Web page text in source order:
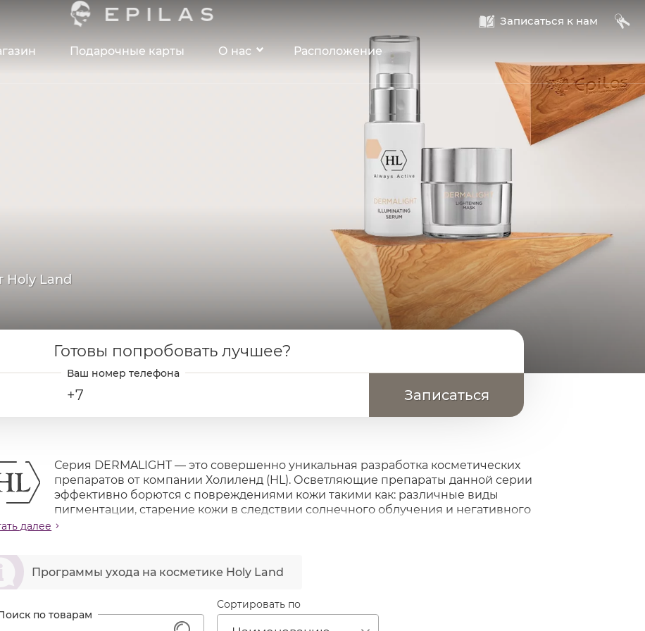
Подарочные карты О нас Расположение
A Записаться к нам B
Holy Land
Готовы попробовать лучшее?
+7
Серия DERMALIGHT — это совершенно уникальная разработка косметических
препаратов от компании Холиленд (HL). Осветляющие препараты данной серии
эффективно борются с повреждениями кожи такими как: различные виды
пигментации, старение кожи в следствии солнечного облучения и негативного
окружающей среды.
которые действуют на разные звенья формирования гиперпигментации. Сочетание
с разным механизмом действия повышает эффективность препаратов и приводит к
заметному отбеливанию.
внимание, что в линии DERMALIGHT, в отличие от старой отбеливающей линии
сыворотка активнее крема, поэтому сначала в домашний уход назначается
далее
Программы ухода на косметике Holy Land
Сортировать по